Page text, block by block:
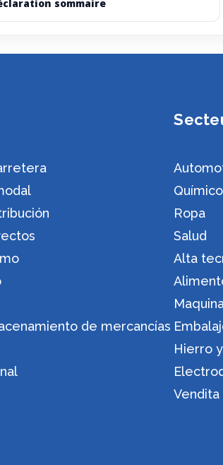
sommaire
de mercancías
Ropa
Salud
Alta
Hierro